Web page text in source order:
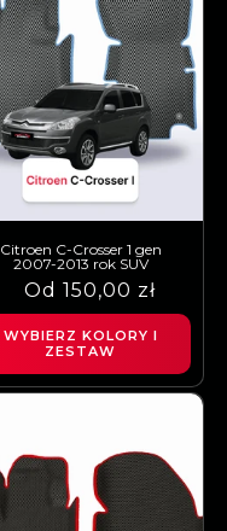
Citroen C-Crosser 1 gen
2007-2013 rok SUV
Cena
regularna
Cena
sprzedaży
Od 150,00 zł
WYBIERZ KOLORY I
ZESTAW